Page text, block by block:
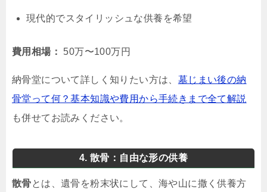
現代的でスタイリッシュな供養を希望
費用相場： 50万〜100万円
納骨堂について詳しく知りたい方は、 墓じまい後の納
骨堂って何？基本知識や費用から手続きまで全て解説
も併せてお読みください。
4. 散骨：自由な形の供養
散骨とは、遺骨を粉末状にして、海や山に撒く供養方